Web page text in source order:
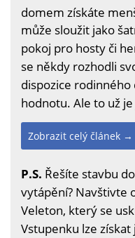
domem získáte
může sloužit jako
pokoj pro hosty či
se někdy rozhodli
dispozice
hodnotu. Ale to už
Zobrazit celý článek →
P.S. Řešíte stavbu
vytápění? Navštivte
Veleton, který se
Vstupenku lze získat